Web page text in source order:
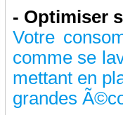
- Optimiser
Votre
comme se
mettant en
grandes